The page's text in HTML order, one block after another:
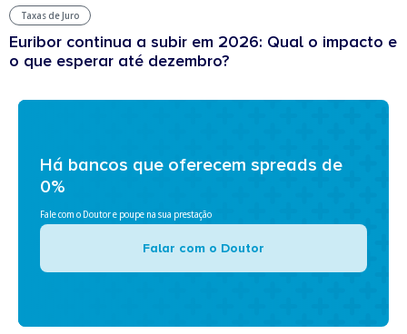
Taxas de Juro
Euribor continua a subir em 2026: Qual o impacto e
o que esperar até dezembro?
Há bancos que oferecem spreads de
0%
Fale com o Doutor e poupe na sua prestação
Falar com o Doutor